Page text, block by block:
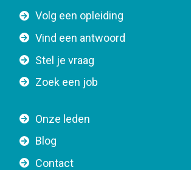
F
o
t
e
a
v
i
Volg een opleiding
Vind een antwoord
Stel je vraag
Zoek een job
Onze leden
Blog
Contact
o
n
a
v
g
t
i